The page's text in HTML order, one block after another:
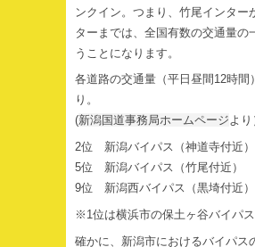
ンクイン。つまり、竹尾インター
ターまでは、全国有数の交通量の
うことになります。
各道路の交通量（平日昼間12時間
り。
(新潟国道事務局ホームページより
2位 新潟バイパス（神道寺付近
5位 新潟バイパス（竹尾付近
9位 新潟西バイパス（黒埼付近
※1位は横浜市の保土ヶ谷バイパ
確かに、新潟市におけるバイパス